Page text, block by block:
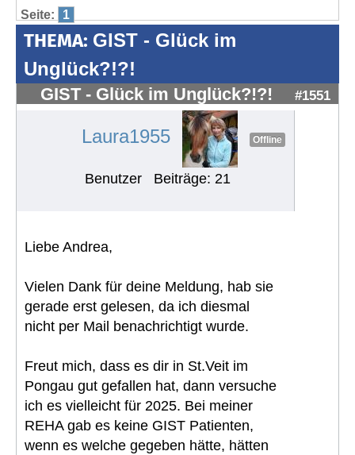
Seite: 1
THEMA: GIST - Glück im
Unglück?!?!
GIST - Glück im Unglück?!?! #1551
Laura1955 Offline
Benutzer Beiträge: 21
Liebe Andrea,
Vielen Dank für deine Meldung, hab sie
gerade erst gelesen, da ich diesmal
nicht per Mail benachrichtigt wurde.
Freut mich, dass es dir in St.Veit im
Pongau gut gefallen hat, dann versuche
ich es vielleicht für 2025. Bei meiner
REHA gab es keine GIST Patienten,
wenn es welche gegeben hätte, hätten